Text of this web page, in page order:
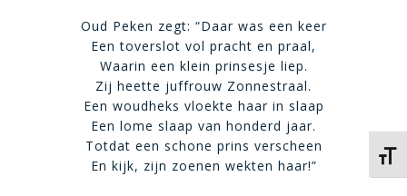
Oud Peken zegt: “Daar was een keer
Een toverslot vol pracht en praal,
Waarin een klein prinsesje liep.
Zij heette juffrouw Zonnestraal.
Een woudheks vloekte haar in slaap
Een lome slaap van honderd jaar.
Totdat een schone prins verscheen
En kijk, zijn zoenen wekten haar!”